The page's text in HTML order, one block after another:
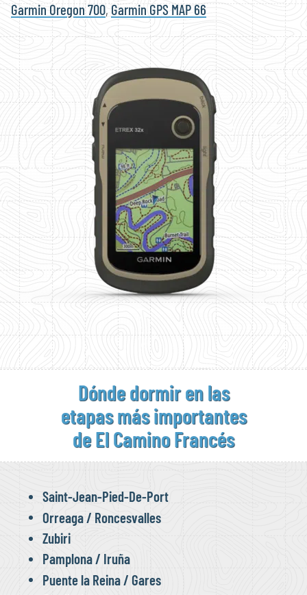
Garmin Oregon 700,Garmin GPS MAP 66
Dónde dormir en las
etapas más importantes
de El Camino Francés
Saint-Jean-Pied-De-Port
Orreaga / Roncesvalles
Zubiri
Pamplona / Iruña
Puente la Reina / Gares